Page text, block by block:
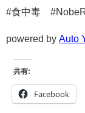
#食中毒
powered by Auto
共有:
Facebook